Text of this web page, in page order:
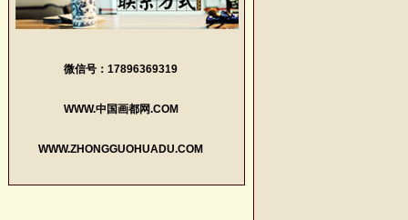
微信号：17896369319
WWW.中国画都网.COM
WWW.ZHONGGUOHUADU.COM